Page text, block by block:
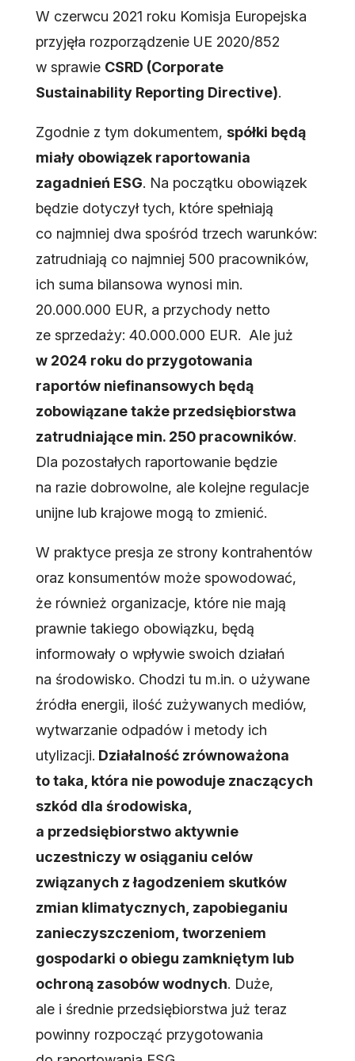
W czerwcu 2021 roku Komisja Europejska
przyjęła rozporządzenie UE 2020/852
w sprawie CSRD (Corporate
Sustainability Reporting Directive).
Zgodnie z tym dokumentem, spółki będą
miały obowiązek raportowania
zagadnień ESG. Na początku obowiązek
będzie dotyczył tych, które spełniają
co najmniej dwa spośród trzech warunków:
zatrudniają co najmniej 500 pracowników,
ich suma bilansowa wynosi min.
20.000.000 EUR, a przychody netto
ze sprzedaży: 40.000.000 EUR. Ale już
w 2024 roku do przygotowania
raportów niefinansowych będą
zobowiązane także przedsiębiorstwa
zatrudniające min. 250 pracowników.
Dla pozostałych raportowanie będzie
na razie dobrowolne, ale kolejne regulacje
unijne lub krajowe mogą to zmienić.
W praktyce presja ze strony kontrahentów
oraz konsumentów może spowodować,
że również organizacje, które nie mają
prawnie takiego obowiązku, będą
informowały o wpływie swoich działań
na środowisko. Chodzi tu m.in. o używane
źródła energii, ilość zużywanych mediów,
wytwarzanie odpadów i metody ich
utylizacji. Działalność zrównoważona
to taka, która nie powoduje znaczących
szkód dla środowiska,
a przedsiębiorstwo aktywnie
uczestniczy w osiąganiu celów
związanych z łagodzeniem skutków
zmian klimatycznych, zapobieganiu
zanieczyszczeniom, tworzeniem
gospodarki o obiegu zamkniętym lub
ochroną zasobów wodnych. Duże,
ale i średnie przedsiębiorstwa już teraz
powinny rozpocząć przygotowania